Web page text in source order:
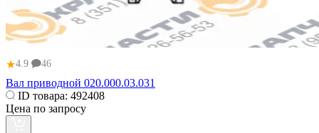
★4.9 46
Вал приводной 020.000.03.031
ID товара: 492408
Цена по запросу